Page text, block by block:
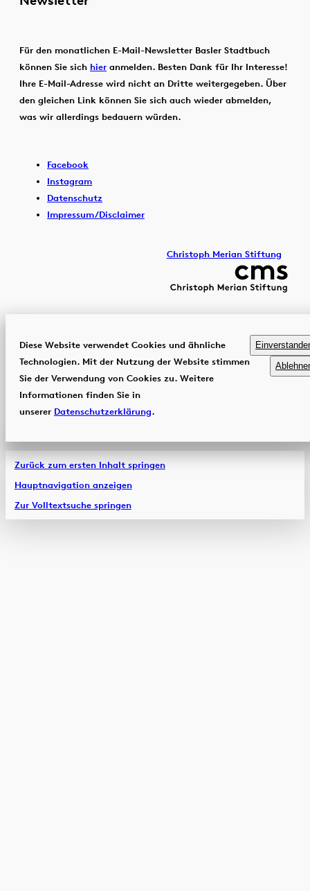
Für den monatlichen E-Mail-Newsletter Basler Stadtbuch
können Sie sich hier anmelden. Besten Dank für Ihr Interesse!
Ihre E-Mail-Adresse wird nicht an Dritte weitergegeben. Über
den gleichen Link können Sie sich auch wieder abmelden,
was wir allerdings bedauern würden.
Facebook
Instagram
Datenschutz
Impressum/Disclaimer
Christoph Merian Stiftung
Diese Website verwendet Cookies und ähnliche
Technologien. Mit der Nutzung der Website stimmen
Sie der Verwendung von Cookies zu. Weitere
Informationen finden Sie in
unserer Datenschutzerklärung.
Zurück zum ersten Inhalt springen
Hauptnavigation anzeigen
Zur Volltextsuche springen